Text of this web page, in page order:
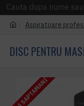
Aspiratoare
DISC PENTRU
3 - 4 SAPTAMANI